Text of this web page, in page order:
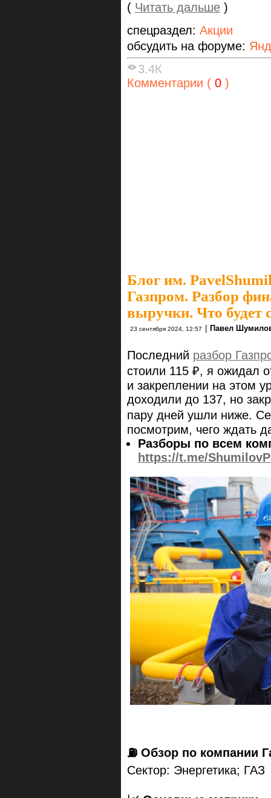
( Читать дальше )
спецраздел: Акции
обсудить на форуме:
3.4К
Комментарии ( 0 )
Блог им.
Газпром. Разбор
выручки. Что будет
23 сентября 2024, 12:57 Павел
Последний разбор
стоили 115 ₽, я ожидал
и закреплении на этом
доходили до 137, но
пару дней ушли ниже.
посмотрим, чего ждать
Разборы по всем
https://t.me/
⛽️ Обзор по компании
Сектор: Энергетика; ГАЗ